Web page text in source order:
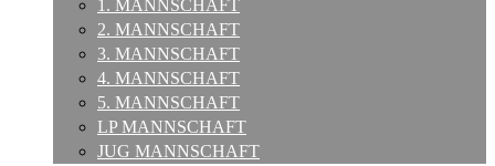
1. MANNSCHAFT
2. MANNSCHAFT
3. MANNSCHAFT
4. MANNSCHAFT
5. MANNSCHAFT
LP MANNSCHAFT
JUG MANNSCHAFT